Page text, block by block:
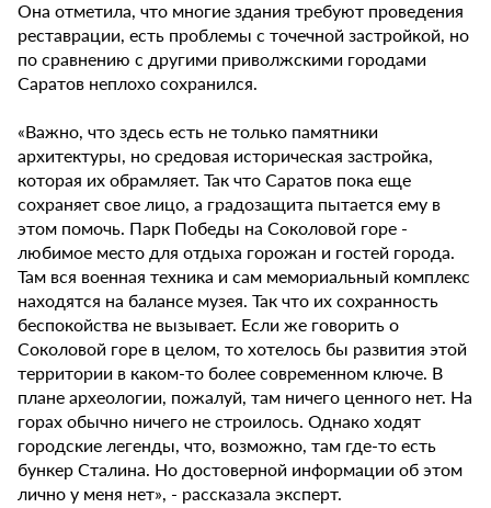
Она отметила, что многие здания требуют проведения
реставрации, есть проблемы с точечной застройкой, но
по сравнению с другими приволжскими городами
Саратов неплохо сохранился.
«Важно, что здесь есть не только памятники
архитектуры, но средовая историческая застройка,
которая их обрамляет. Так что Саратов пока еще
сохраняет свое лицо, а градозащита пытается ему в
этом помочь. Парк Победы на Соколовой горе -
любимое место для отдыха горожан и гостей города.
Там вся военная техника и сам мемориальный комплекс
находятся на балансе музея. Так что их сохранность
беспокойства не вызывает. Если же говорить о
Соколовой горе в целом, то хотелось бы развития этой
территории в каком-то более современном ключе. В
плане археологии, пожалуй, там ничего ценного нет. На
горах обычно ничего не строилось. Однако ходят
городские легенды, что, возможно, там где-то есть
бункер Сталина. Но достоверной информации об этом
лично у меня нет», - рассказала эксперт.